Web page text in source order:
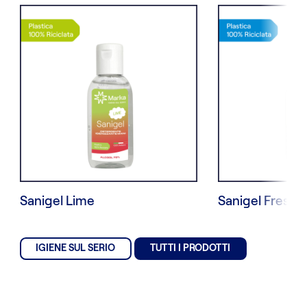
IGIENE SUL SERIO TUTTI I PRODOTTI
Sanigel Lime Sanigel Fresh